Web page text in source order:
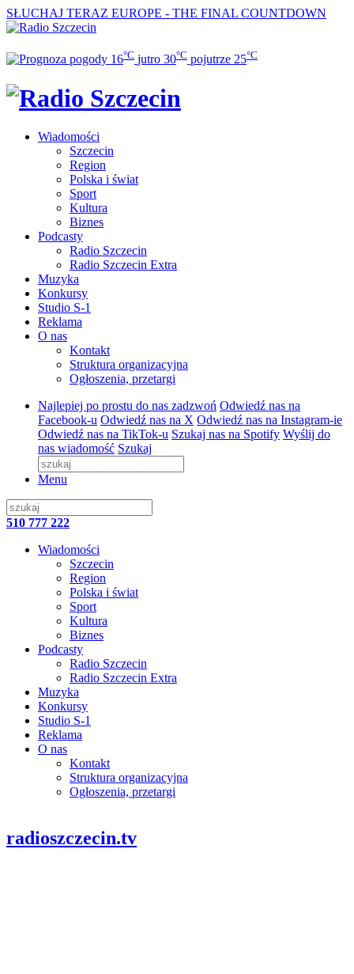
SŁUCHAJ TERAZ EUROPE - THE FINAL COUNTDOWN
16°C jutro 30°C pojutrze 25°C
Wiadomości
Szczecin
Region
Polska i świat
Sport
Kultura
Biznes
Podcasty
Radio Szczecin
Radio Szczecin Extra
Muzyka
Konkursy
Studio S-1
Reklama
O nas
Kontakt
Struktura organizacyjna
Ogłoszenia, przetargi
Najlepiej po prostu do nas zadzwoń Odwiedź nas na
Facebook-u Odwiedź nas na X Odwiedź nas na Instagram-ie
Odwiedź nas na TikTok-u Szukaj nas na Spotify Wyślij do
nas wiadomość Szukaj
Menu
510 777 222
Wiadomości
Szczecin
Region
Polska i świat
Sport
Kultura
Biznes
Podcasty
Radio Szczecin
Radio Szczecin Extra
Muzyka
Konkursy
Studio S-1
Reklama
O nas
Kontakt
Struktura organizacyjna
Ogłoszenia, przetargi
radioszczecin.tv